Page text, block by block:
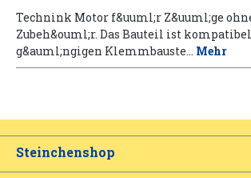
Technink Motor f&uuml;r Z&uuml;ge
Zubeh&ouml;r. Das Bauteil ist
g&auml;ngigen Klemmbauste… Mehr
Steinchenshop